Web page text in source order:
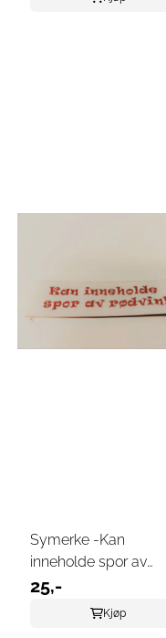
Symerke -Kan
inneholde spor av
rødvin
25,-
Kjøp